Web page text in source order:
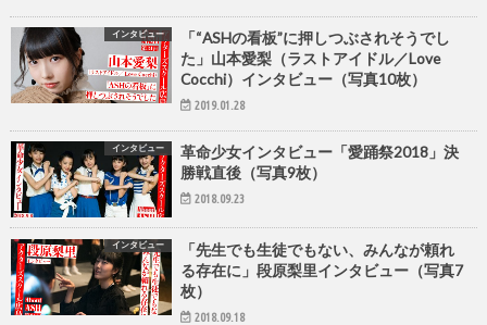
インタビュー
「“ASHの看板”に押しつぶされそうでし
た」山本愛梨（ラストアイドル／Love
Cocchi）インタビュー（写真10枚）
2019.01.28
インタビュー
革命少女インタビュー「愛踊祭2018」決
勝戦直後（写真9枚）
2018.09.23
インタビュー
「先生でも生徒でもない、みんなが頼れ
る存在に」段原梨里インタビュー（写真7
枚）
2018.09.18